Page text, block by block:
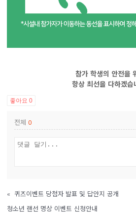
참가 학생의 안전을
항상 최선을 다하겠습
좋아요 0
전체 0
« 퀴즈이벤트 당첨자 발표 및 답안지 공개
청소년 랜선 명상 이벤트 신청안내